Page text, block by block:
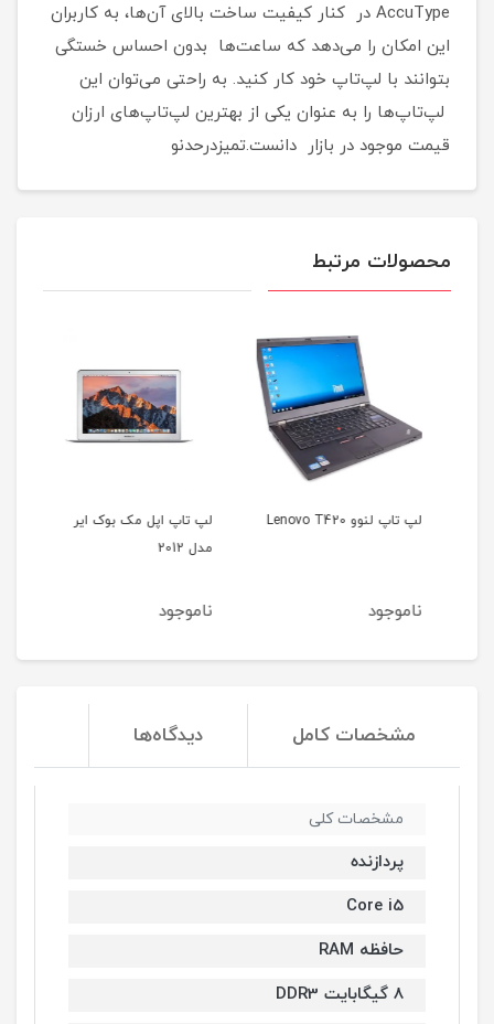
AccuType در کنار کیفیت ساخت بالای آن‌ها، به کاربران
این امکان را می‌دهد که ساعت‌ها بدون احساس خستگی
بتوانند با لپ‌تاپ خود کار کنید. به راحتی می‌توان این
لپ‌تاپ‌ها را به عنوان یکی از بهترین لپ‌تاپ‌های ارزان
قیمت موجود در بازار دانست.تمیزدرحدنو
محصولات مرتبط
لپ تاپ لنوو Lenovo T420
ناموجود
لپ تاپ اپل مک بوک ایر
مدل 2012
ناموجود
مشخصات کامل دیدگاه‌ها
مشخصات کلی
پردازنده
Core i5
حافظه RAM
8 گیگابایت DDR3